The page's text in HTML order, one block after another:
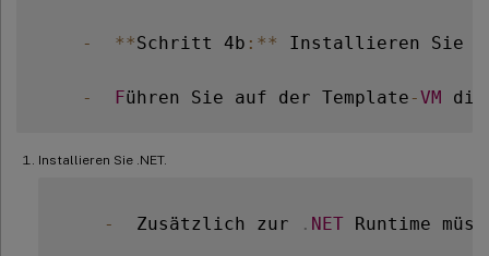
- **Schritt 4b : ** Installieren Sie
- Führen Sie auf der Template -VM
Installieren Sie .NET.
-
  Zusätzlich zur
. NET Runtime